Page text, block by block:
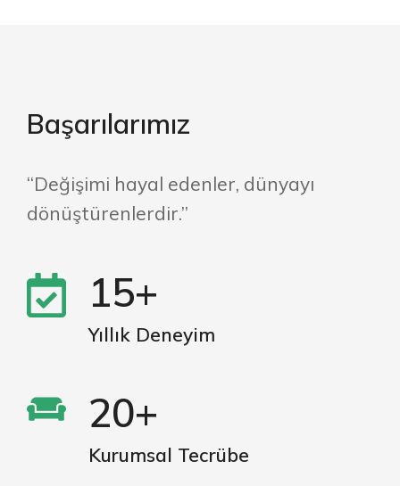
Başarılarımız
“Değişimi hayal edenler, dünyayı
dönüştürenlerdir.”
15+
Yıllık Deneyim
20+
Kurumsal Tecrübe